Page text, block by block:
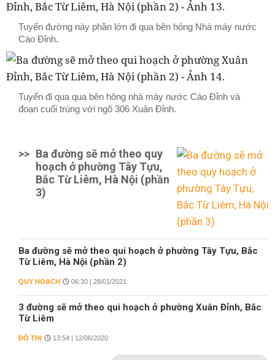
Tuyến đường này phần lớn đi qua bên hông Nhà máy nước
Cáo Đỉnh.
Tuyến đi qua qua bên hông nhà máy nước Cáo Đỉnh và
đoạn cuối trùng với ngõ 306 Xuân Đỉnh.
>> Ba đường sẽ mở theo quy
hoạch ở phường Tây Tựu,
Bắc Từ Liêm, Hà Nội (phần
3)
Ba đường sẽ mở theo qui hoạch ở phường Tây Tựu, Bắc
Từ Liêm, Hà Nội (phần 2)
QUY HOẠCH 06:30 | 28/01/2021
3 đường sẽ mở theo qui hoạch ở phường Xuân Đỉnh, Bắc
Từ Liêm
ĐÔ THỊ 13:54 | 12/06/2020